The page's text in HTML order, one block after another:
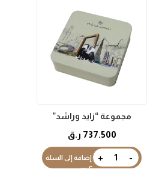
مجموعة “زايد وراشد”
737.500 ر.ق
إضافة إلى السلة